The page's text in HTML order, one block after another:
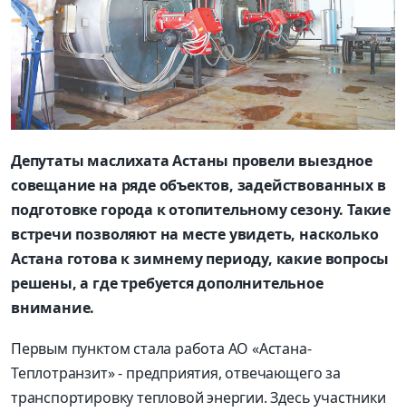
Депутаты маслихата Астаны провели выездное
совещание на ряде объектов, задействованных в
подготовке города к отопительному сезону. Такие
встречи позволяют на месте увидеть, насколько
Астана готова к зимнему периоду, какие вопросы
решены, а где требуется дополнительное
внимание.
Первым пунктом стала работа АО «Астана-
Теплотранзит» - предприятия, отвечающего за
транспортировку тепловой энергии. Здесь участники